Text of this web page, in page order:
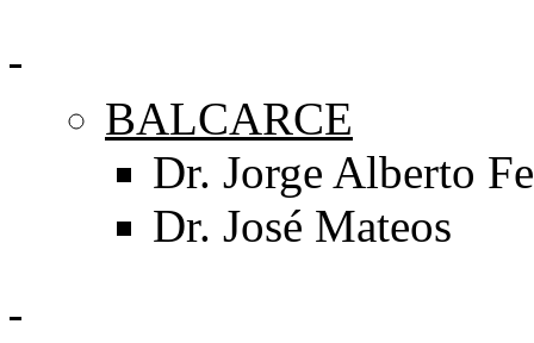
BALCARCE
Dr. Jorge Alberto
Dr. José Mateos